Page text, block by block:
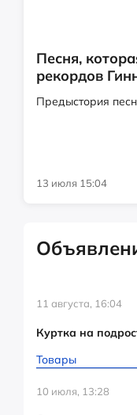
Песня,
рекордов
Предыстория
13 июля 15:04
11 августа, 16:04
Куртка на
Товары
10 июля, 13:28